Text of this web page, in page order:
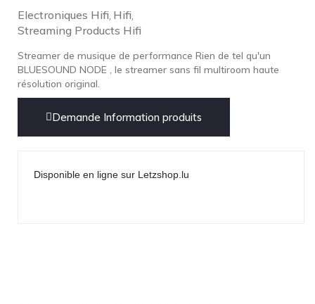
Electroniques Hifi Hifi
Streaming Products Hifi
Streamer de musique de performance Rien de tel qu'un
BLUESOUND NODE , le streamer sans fil multiroom haute
résolution original.
Demande Information produits
Disponible en ligne sur Letzshop.lu